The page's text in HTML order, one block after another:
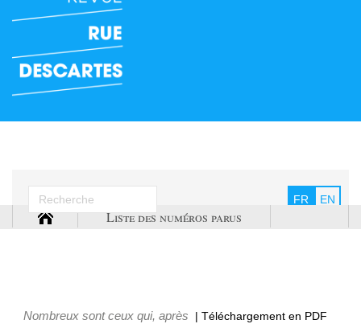
FR EN
Liste des numéros parus
| Téléchargement en PDF
Nombreux sont ceux qui, après